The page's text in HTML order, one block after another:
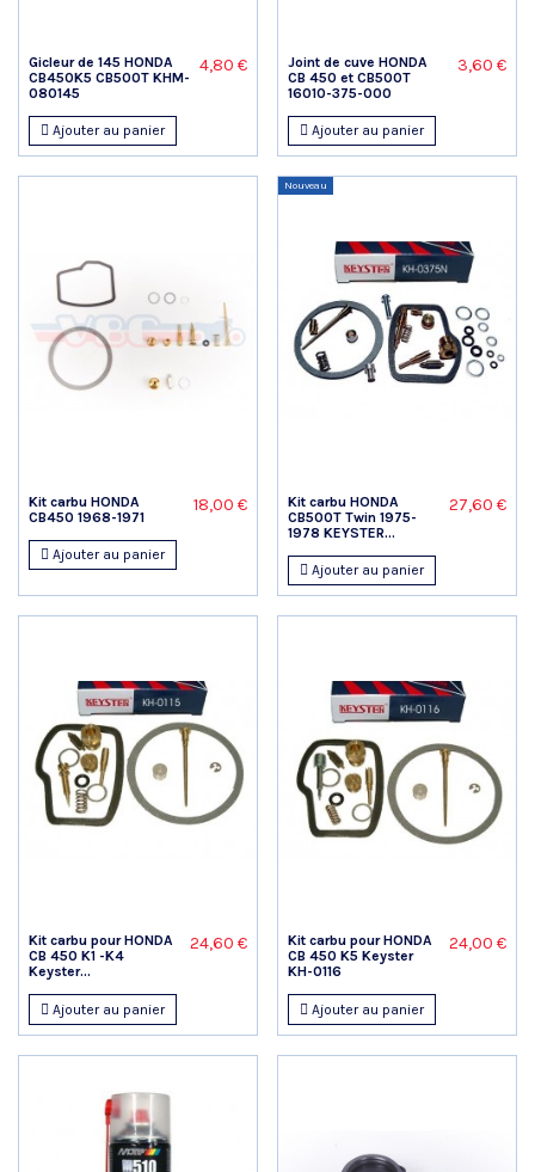
Gicleur de 145 HONDA
CB450K5 CB500T KHM-
080145
4,80 €
Ajouter au panier
Joint de cuve HONDA
CB 450 et CB500T
16010-375-000
3,60 €
Ajouter au panier
Kit carbu HONDA
CB450 1968-1971
18,00 €
Ajouter au panier
Nouveau
Kit carbu HONDA
CB500T Twin 1975-
1978 KEYSTER...
27,60 €
Ajouter au panier
Kit carbu pour HONDA
CB 450 K1 -K4
Keyster...
24,60 €
Ajouter au panier
Kit carbu pour HONDA
CB 450 K5 Keyster
KH-0116
24,00 €
Ajouter au panier